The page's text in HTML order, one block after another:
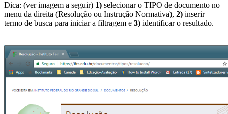
Dica: (ver imagem a seguir) 1) selecionar o TIPO de documento no
menu da direita (Resolução ou Instrução Normativa), 2) inserir
termo de busca para iniciar a filtragem e 3) identificar o resultado.